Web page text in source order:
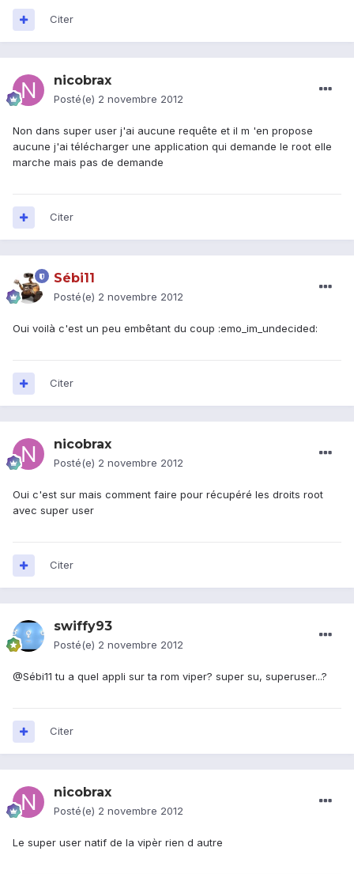
Citer
nicobrax
Posté(e) 2 novembre 2012
Non dans super user j'ai aucune requête et il m 'en propose
aucune j'ai télécharger une application qui demande le root elle
marche mais pas de demande
Citer
Sébi11
Posté(e) 2 novembre 2012
Oui voilà c'est un peu embêtant du coup :emo_im_undecided:
Citer
nicobrax
Posté(e) 2 novembre 2012
Oui c'est sur mais comment faire pour récupéré les droits root
avec super user
Citer
swiffy93
Posté(e) 2 novembre 2012
@Sébi11 tu a quel appli sur ta rom viper? super su, superuser...?
Citer
nicobrax
Posté(e) 2 novembre 2012
Le super user natif de la vipèr rien d autre